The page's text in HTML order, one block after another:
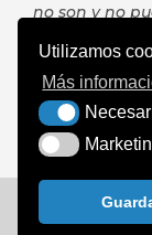
no son y no
ningún otro
puede servir
compromiso
Copyright
Utilizamos
Más
Necesarias
Marketing